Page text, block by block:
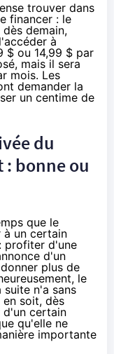
trouver dans
financer : le
demain,
à
$ ou 14,99 $ par
mais il sera
mois. Les
demander la
un centime de
du
: bonne ou
que le
à un certain
profiter d'une
d'un
plus de
le
suite n'a sans
soit, dès
d'un certain
qu'elle ne
importante